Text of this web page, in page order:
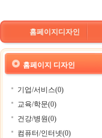
홈페이지디자인
홈페이지 디자인
기업/서비스(0)
교육/학문(0)
건강/병원(0)
컴퓨터/인터넷(0)